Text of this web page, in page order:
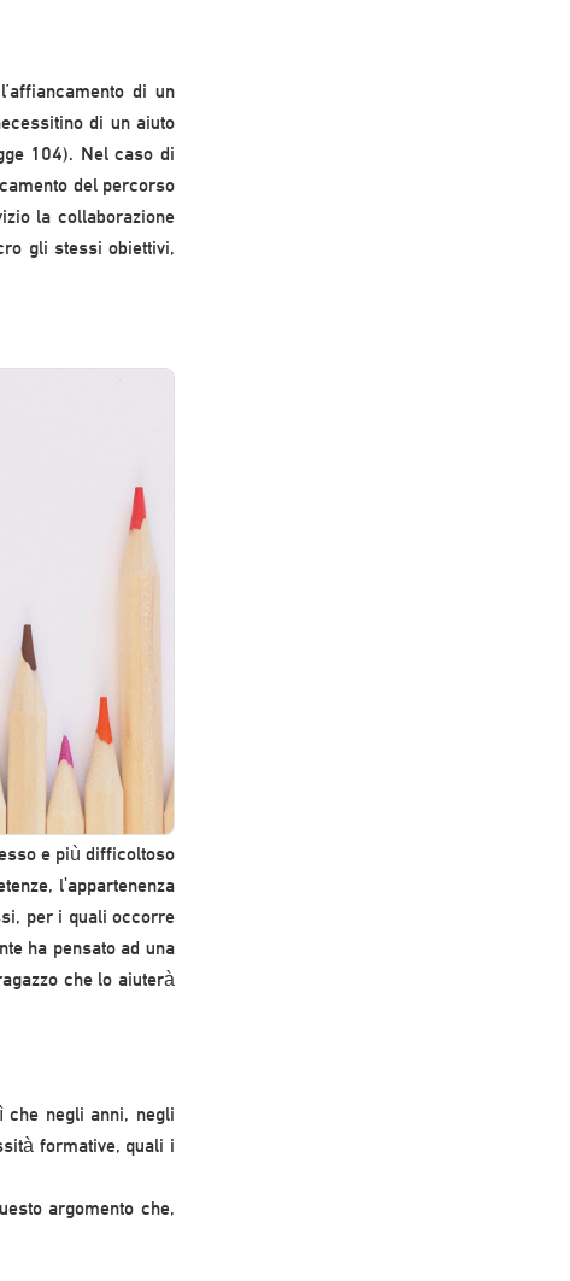
di un
di un aiuto
104). Nel caso di
del percorso
la collaborazione
gli stessi obiettivi,
e più difficoltoso
l'appartenenza
per i quali occorre
ha pensato ad una
che lo aiuterà
che negli anni, negli
formative, quali i
argomento che,